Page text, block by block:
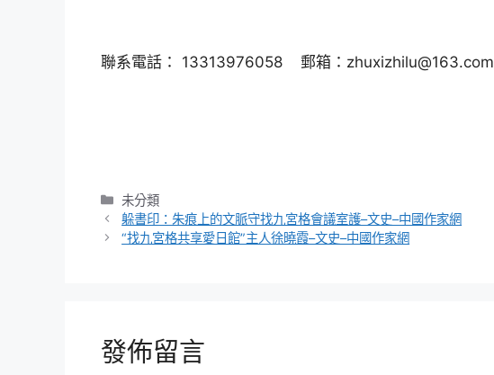
聯系電話： 13313976058 郵箱：zhuxizhilu@163.com
分
類
未分類
躲書印：朱痕上的文脈守找九宮格會議室護–文史–中國作家網
“找九宮格共享愛日館”主人徐曉霞–文史–中國作家網
發佈留言